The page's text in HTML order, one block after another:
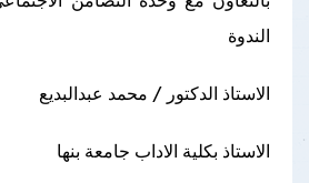
الندوة
الاستاذ الدكتور / محمد عبدالبديع
الاستاذ بكلية الاداب جامعة بنها